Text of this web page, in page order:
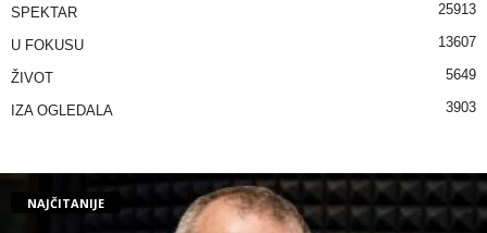
SPEKTAR 25913
U FOKUSU 13607
ŽIVOT 5649
IZA OGLEDALA 3903
NAJČITANIJE